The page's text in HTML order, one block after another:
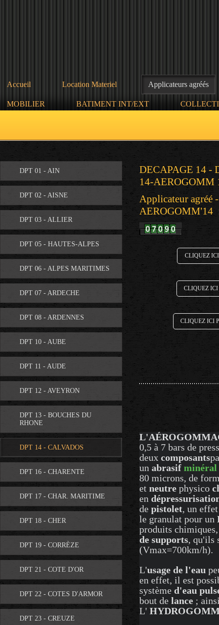
Accueil Location Materiel Applicateurs agréés
MOBILIER BATIMENT INT/EXT
DPT 01 - AIN
DPT 02 - AISNE
DPT 03 - ALLIER
DPT 05 - HAUTES-ALPES
DPT 06 - ALPES MARITIMES
DPT 07 - ARDECHE
DPT 08 - ARDENNES
DPT 10 - AUBE
DPT 11 - AUDE
DPT 12 - AVEYRON
DPT 13 - BOUCHES DU
RHONE
DPT 14 - CALVADOS
DPT 16 - CHARENTE
DPT 17 - CHAR. MARITIME
DPT 18 - CHER
DPT 19 - CORRÈZE
DPT 21 - COTE D'OR
DPT 22 - COTES D'ARMOR
DPT 23 - CREUZE
DECAPAGE 14 -
14-AEROGOMM
Applicateur agréé
CLIQUEZ
CLIQUEZ
CLIQUEZ ICI
0,5 à 7 bars de
deux composants
un abrasif minéral
80 microns, de
et neutre physico
en
de pistolet, un
le granulat pour un
produits
de supports, qu'ils
(Vmax=700km/h).
L'usage de l'eau
en effet, il est
système d'eau
bout de lance ;
L'